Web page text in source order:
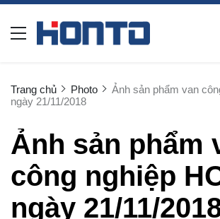
Trang chủ Photo
Ảnh sản phẩm van
ngày 21/11/2018
Ảnh sản phẩm
công nghiệp
ngày 21/11/